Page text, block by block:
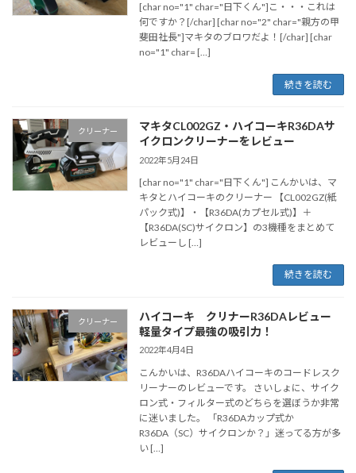
[char no="1" char="日下くん"]こ・・・これは
何ですか？[/char] [char no="2" char="親方の甲
斐田社長"]マキタのブロワだよ！[/char] [char
no="1" char= […]
続きを読む
クリーナー
マキタCL002GZ・ハイコーキR36DAサ
イクロンクリーナーをレビュー
2022年5月24日
[char no="1" char="日下くん"] こんかいは、マ
キタとハイコーキのクリーナー 【CL002GZ(紙
パック式)】・【R36DA(カプセル式)】＋
【R36DA(SC)サイクロン】の3機種をまとめて
レビューし […]
続きを読む
クリーナー
ハイコーキ クリナーR36DAレビュー
軽量タイプ最強の吸引力！
2022年4月4日
こんかいは、R36DAハイコーキのコードレスク
リーナーのレビューです。 さいしょに、サイク
ロン式・フィルター式のどちらを選ぼうか非常
に迷いました。 「R36DAカップ式か
R36DA（SC）サイクロンか？」迷ってる方が多
い […]